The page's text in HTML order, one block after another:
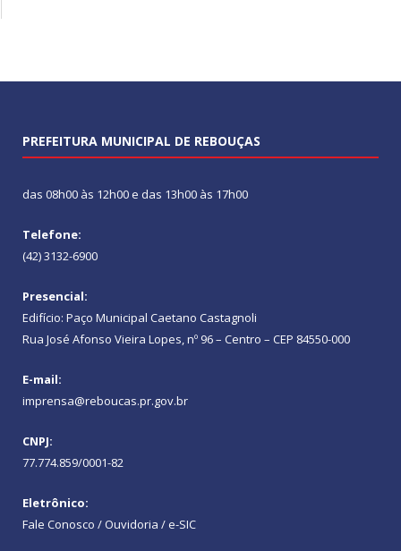
PREFEITURA MUNICIPAL DE REBOUÇAS
das 08h00 às 12h00 e das 13h00 às 17h00
Telefone:
(42) 3132-6900
Presencial:
Edifício: Paço Municipal Caetano Castagnoli
Rua José Afonso Vieira Lopes, nº 96 – Centro – CEP 84550-000
E-mail:
imprensa@reboucas.pr.gov.br
CNPJ:
77.774.859/0001-82
Eletrônico:
Fale Conosco / Ouvidoria / e-SIC